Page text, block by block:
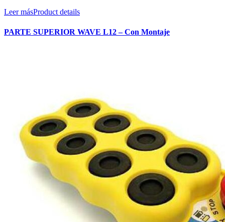
Leer másProduct details
PARTE SUPERIOR WAVE L12 – Con Montaje